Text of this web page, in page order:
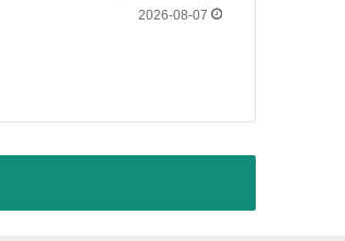
2026-08-07